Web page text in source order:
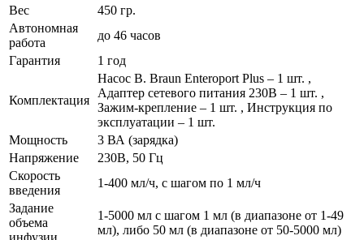
Вес
450 гр.
Автономная
работа
до 46 часов
Гарантия
1 год
Комплектация
Насос B. Braun Enteroport Plus – 1 шт. ,
Адаптер сетевого питания 230В – 1 шт. ,
Зажим-крепление – 1 шт. , Инструкция по
эксплуатации – 1 шт.
Мощность
3 ВА (зарядка)
Напряжение
230В, 50 Гц
Скорость
введения
1-400 мл/ч, с шагом по 1 мл/ч
Задание
объема
инфузии
1-5000 мл с шагом 1 мл (в диапазоне от 1-49
мл), либо 50 мл (в диапазоне от 50-5000 мл)